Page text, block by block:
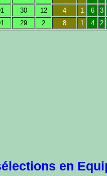
30 12 4 1 6
3
29 2 8 1 4 2
en